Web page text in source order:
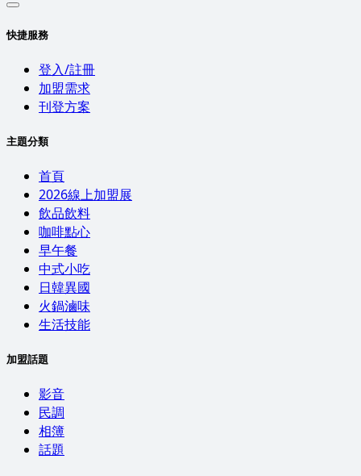
快捷服務
登入/註冊
加盟需求
刊登方案
主題分類
首頁
2026線上加盟展
飲品飲料
咖啡點心
早午餐
中式小吃
日韓異國
火鍋滷味
生活技能
加盟話題
影音
民調
相簿
話題